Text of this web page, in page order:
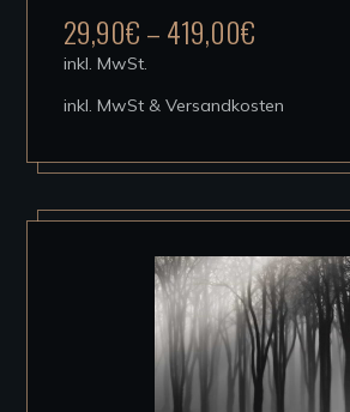
Die
auf
der
gewählt
werden
29,90€–419,00€
inkl. MwSt.
inkl. MwSt & Versandkosten